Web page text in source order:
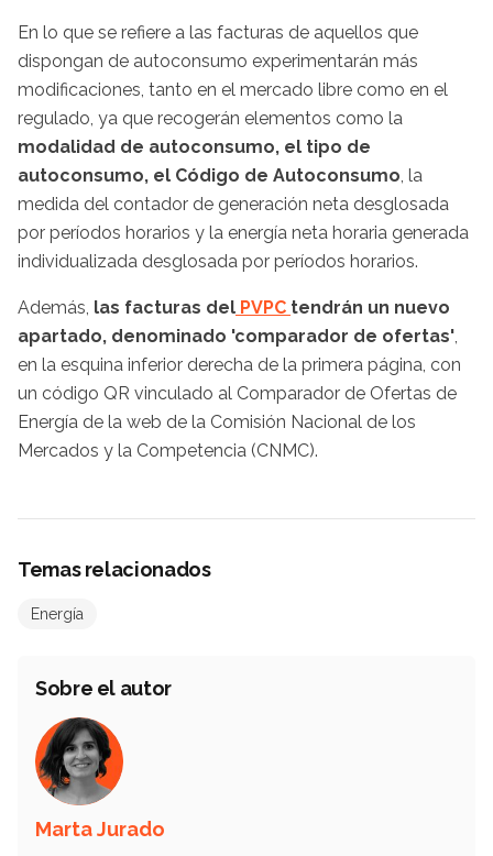
En lo que se refiere a las facturas de aquellos que
dispongan de autoconsumo experimentarán más
modificaciones, tanto en el mercado libre como en el
regulado, ya que recogerán elementos como la
modalidad de autoconsumo, el tipo de
autoconsumo, el Código de Autoconsumo , la
medida del contador de generación neta desglosada
por períodos horarios y la energía neta horaria generada
individualizada desglosada por períodos horarios.
Además, las facturas del PVPC tendrán un nuevo
apartado, denominado 'comparador de ofertas'
en la esquina inferior derecha de la primera página, con
un código QR vinculado al Comparador de Ofertas de
Energía de la web de la Comisión Nacional de los
Mercados y la Competencia (CNMC).
Temas relacionados
Energía
Sobre el autor
Marta Jurado